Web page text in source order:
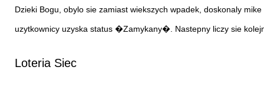
Dzieki Bogu, obylo sie zamiast wiekszych wpadek, doskonaly
uzytkownicy uzyska status �Zamykany�. Nastepny liczy sie
Loteria Siec